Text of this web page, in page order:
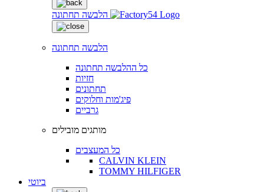
הלבשה תחתונה
הלבשה תחתונה
כל ההלבשה תחתונה
חזיות
תחתונים
פיג'מות וחלוקים
גרביים
מותגים מובילים
כל המעצבים
CALVIN KLEIN
TOMMY HILFIGER
ביוטי